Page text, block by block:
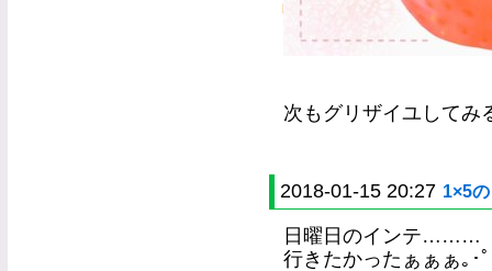
次もグリザイユして
2018-01-15 20:27 1×5
日曜日のインテ………
行きたかったぁぁぁ｡･